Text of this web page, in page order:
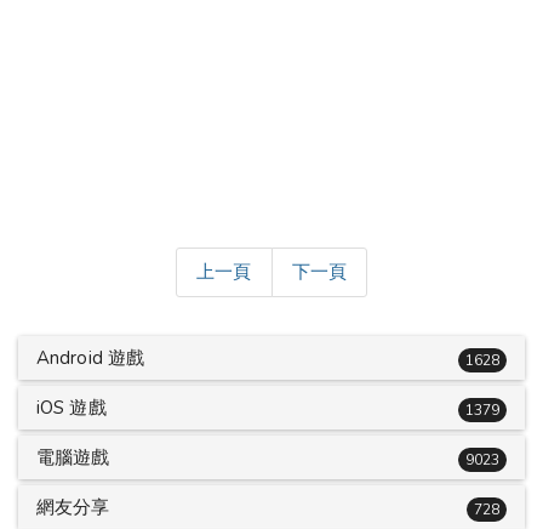
上一頁 下一頁
Android 遊戲 1628
iOS 遊戲 1379
電腦遊戲 9023
網友分享 728